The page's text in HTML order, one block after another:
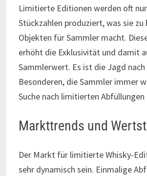
Limitierte Editionen werden oft
Stückzahlen produziert, was sie zu
Objekten für Sammler macht.
erhöht die Exklusivität und damit
Sammlerwert. Es ist die Jagd
Besonderen, die Sammler immer
Suche nach limitierten Abfüllungen
Markttrends und
Der Markt für limitierte Whisky-
sehr dynamisch sein. Einmalige